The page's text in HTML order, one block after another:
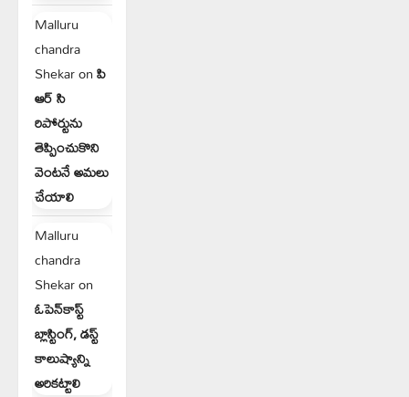
Malluru
chandra
Shekaronపి
ఆర్ సి
రిపోర్టును
తెప్పించుకొని
వెంటనే అమలు
చేయాలి
Malluru
chandra
Shekaron
ఓపెన్‌కాస్ట్
బ్లాస్టింగ్, డస్ట్
కాలుష్యాన్ని
అరికట్టాలి